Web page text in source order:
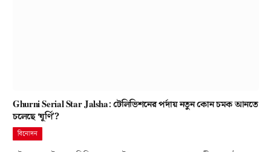
Ghurni Serial Star Jalsha: টেলিভিশনের পর্দায় নতুন কোন চমক আনতে
চলেছে ‘ঘূর্ণি’?
বিনোদন